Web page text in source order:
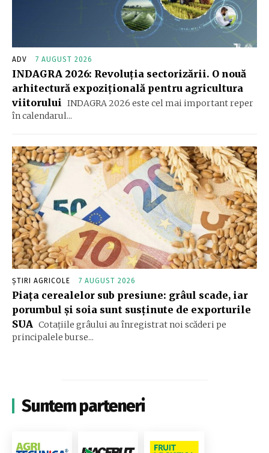
ADV 7 AUGUST 2026
INDAGRA 2026: Revoluția sectorizării. O nouă
arhitectură expozițională pentru agricultura
viitorului INDAGRA 2026 este cel mai important reper
în calendarul...
ȘTIRI AGRICOLE 7 AUGUST 2026
Piața cerealelor sub presiune: grâul scade, iar
porumbul și soia sunt susținute de exporturile
SUA Cotațiile grâului au înregistrat noi scăderi pe
principalele burse...
Suntem parteneri